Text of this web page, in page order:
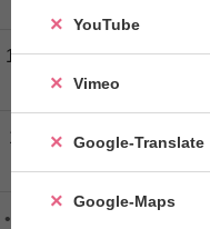
13:00 – 17:00 Uhr
13:00 – 17:00 Uhr
•
YouTube
Vimeo
Google-Translate
Google-Maps